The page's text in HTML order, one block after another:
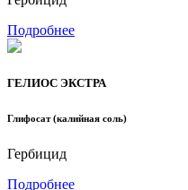
Подробнее
ГЕЛИОС ЭКСТРА
Глифосат (калийная соль)
Гербицид
Подробнее